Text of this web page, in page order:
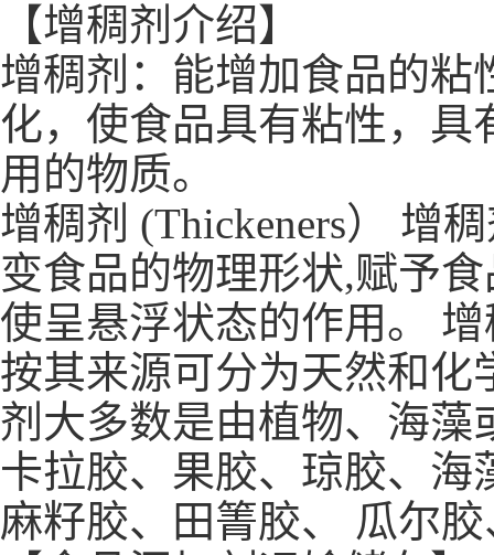
【增稠剂介绍】
增稠剂：能增加食品的粘
化，使食品具有粘性，
用的物质。
增稠剂 (Thickeners） 增
变食品的物理形状,赋予
使呈悬浮状态的作用。
按其来源可分为天然和化
剂大多数是由植物、海藻
卡拉胶、果胶、琼胶、
麻籽胶、田箐胶、 瓜尔